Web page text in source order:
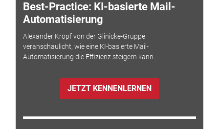
Best-Practice: KI-basierte Mail-
Automatisierung
Alexander Kropf von der Glinicke-Gruppe
veranschaulicht, wie eine KI-basierte Mail-
Automatisierung die Effizienz steigern kann.
JETZT KENNENLERNEN